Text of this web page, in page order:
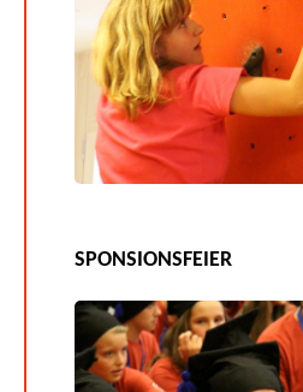
SPONSIONSFEIER